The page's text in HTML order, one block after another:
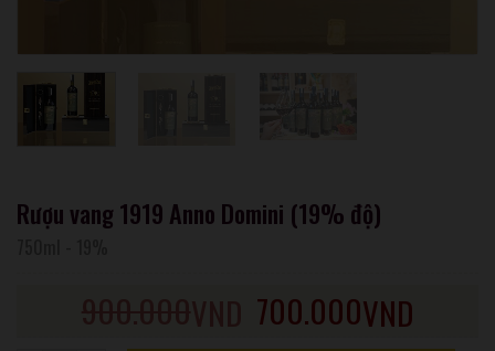
Rượu vang 1919 Anno Domini (19% độ)
700.000VND